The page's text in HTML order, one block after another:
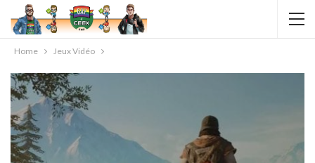
Home Jeux Vidéo